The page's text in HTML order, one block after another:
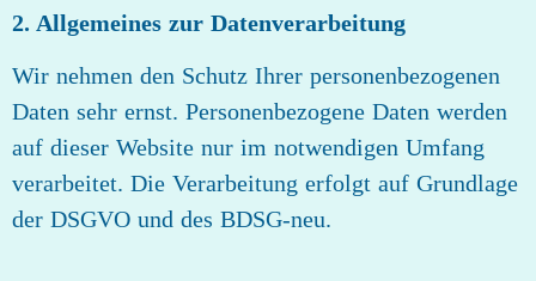
2. Allgemeines zur Datenverarbeitung
Wir nehmen den Schutz Ihrer personenbezogenen
Daten sehr ernst. Personenbezogene Daten werden
auf dieser Website nur im notwendigen Umfang
verarbeitet. Die Verarbeitung erfolgt auf Grundlage
der DSGVO und des BDSG‑neu.